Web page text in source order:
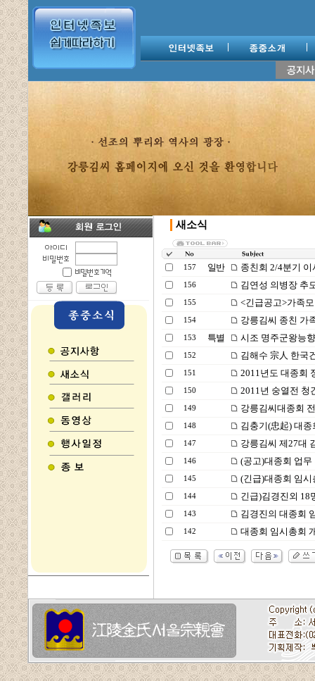
새소식
157 일반 종친회 2/4분기 이
156 김연성 의병장 추
155 <긴급공고>가족
154 강릉김씨 종친 가
153 특별 시조 명주군왕능
152 김해수 宗人 한국
151 2011년도 대종회
150 2011년 숭열전 청
149 강릉김씨대종회
148 김충기(忠起) 대
147 강릉김씨 제27대
146 (공고)대종회 업무
145 (긴급)대종회 임시
144 긴급)김경진외 18
143 김경진의 대종회
142 대종회 임시총회